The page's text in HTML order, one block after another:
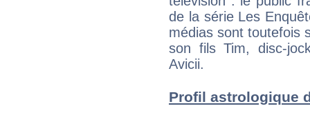
de la série Les
médias sont toutefois
son fils Tim, disc-
Avicii.
Profil astrologique